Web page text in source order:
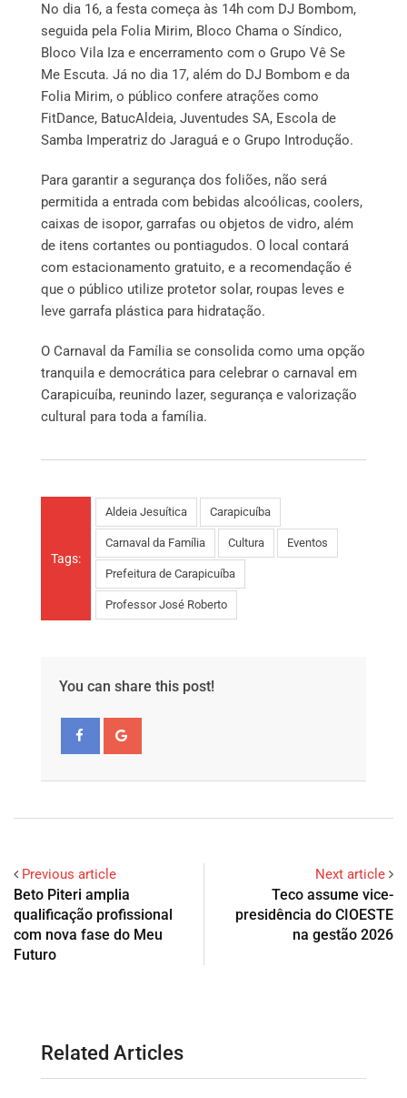
No dia 16, a festa começa às 14h com DJ Bombom,
seguida pela Folia Mirim, Bloco Chama o Síndico,
Bloco Vila Iza e encerramento com o Grupo Vê Se
Me Escuta. Já no dia 17, além do DJ Bombom e da
Folia Mirim, o público confere atrações como
FitDance, BatucAldeia, Juventudes SA, Escola de
Samba Imperatriz do Jaraguá e o Grupo Introdução.
Para garantir a segurança dos foliões, não será
permitida a entrada com bebidas alcoólicas, coolers,
caixas de isopor, garrafas ou objetos de vidro, além
de itens cortantes ou pontiagudos. O local contará
com estacionamento gratuito, e a recomendação é
que o público utilize protetor solar, roupas leves e
leve garrafa plástica para hidratação.
O Carnaval da Família se consolida como uma opção
tranquila e democrática para celebrar o carnaval em
Carapicuíba, reunindo lazer, segurança e valorização
cultural para toda a família.
Tags:
Aldeia Jesuítica Carapicuíba
Carnaval da Família Cultura Eventos
Prefeitura de Carapicuíba
Professor José Roberto
You can share this post!
Previous article
Beto Piteri amplia
qualificação profissional
com nova fase do Meu
Futuro
Next article
Teco assume vice-
presidência do CIOESTE
na gestão 2026
Related Articles